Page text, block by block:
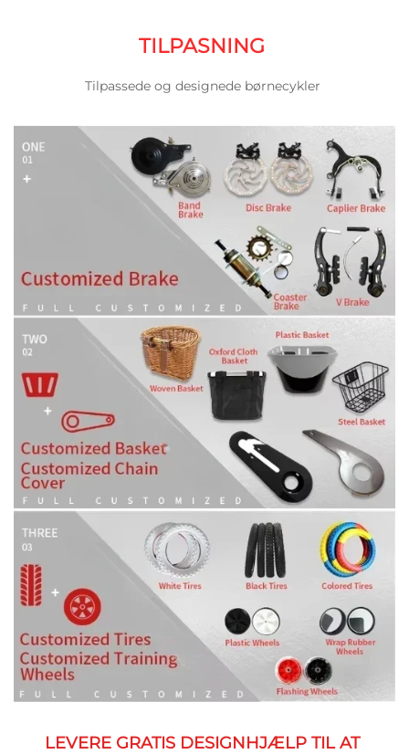
TILPASNING
Tilpassede og designede børnecykler
LEVERE GRATIS DESIGNHJÆLP TIL AT